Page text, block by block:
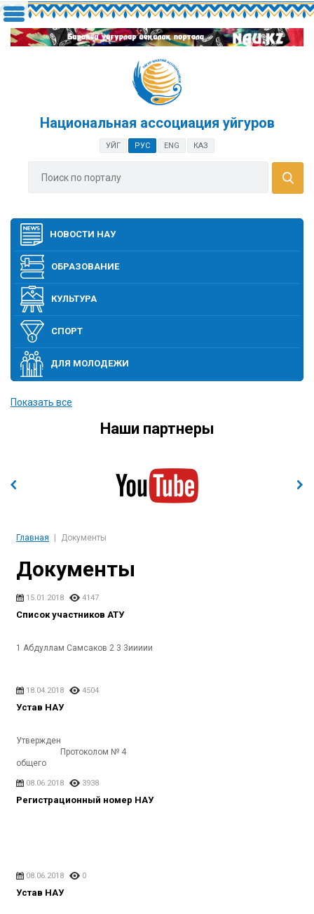
Национальная ассоциация уйгуров
УЙГ РУС ENG КАЗ
НОВОСТИ НАУ
ОБРАЗОВАНИЕ
КУЛЬТУРА
СПОРТ
ДЛЯ МОЛОДЕЖИ
ЭТО ИНТЕРЕСНО
Показать все
Наши партнеры
Главная Документы
Документы
15.01.2018 4147
Список участников АТУ
1 Абдуллам Самсаков 2 3 3иииии
18.04.2018 4504
Устав НАУ
Утвержден
Протоколом № 4
общего
2017 г. ...
08.06.2018 3938
Регистрационный номер НАУ
08.06.2018 0
Устав НАУ